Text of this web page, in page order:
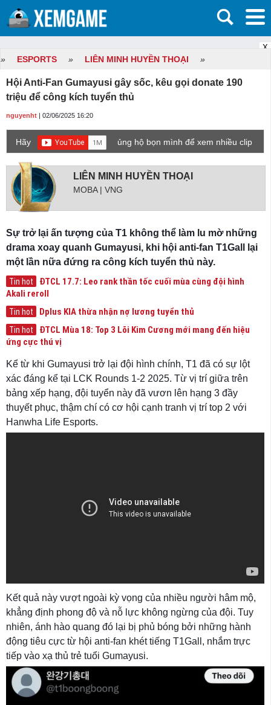
X
» ESPORTS » LIÊN MINH HUYỀN THOẠI »
Hội Anti-Fan Gumayusi gây sốc, kêu gọi donate 190
triệu để công kích tuyển thủ
nguyenht | 02/06/2025 16:20
Hãy
ủng hộ bọn mình để xem nhiều clip
LIÊN MINH HUYỀN THOẠI
MOBA | VNG
Sự trở lại ấn tượng của T1 không thể làm lu mờ những
drama xoay quanh Gumayusi, khi hội anti-fan T1Gall lại
một lần nữa đứng ra công kích tuyển thủ này.
Tin hot
ĐTCL 17.7: Leo rank thần tốc cuối mùa cùng đội hình
Akali reroll
Tin hot Dplus KIA thừa nhận nợ lương tuyển thủ
Tin hot
ĐTCL Mùa 18: Top 3 Lõi Kim Cương mới mang đến hiệu
ứng cực thú vị
Kể từ khi Gumayusi trở lại đội hình chính, T1 đã có sự lột
xác đáng kể tại LCK Rounds 1-2 2025. Từ vị trí giữa trên
bảng xếp hạng, đội tuyển này đã vươn lên hạng 3 đầy
thuyết phục, thậm chí có cơ hội cạnh tranh vị trí top 2 với
Hanwha Life Esports.
Kết quả này vượt ngoài kỳ vọng của nhiều người hâm mộ,
khẳng định phong độ và nỗ lực không ngừng của đội. Tuy
nhiên, ánh hào quang đó lại bị phủ bóng bởi những hành
động tiêu cực từ hội anti-fan khét tiếng T1Gall, nhắm trực
tiếp vào xạ thủ trẻ tuổi Gumayusi.